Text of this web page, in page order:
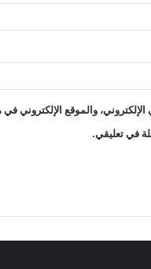
والموقع الإلكتروني
في تعليقي.